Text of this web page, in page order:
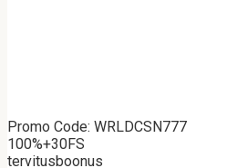
Promo Code: WRLDCSN777
100%+30FS
tervitusboonus